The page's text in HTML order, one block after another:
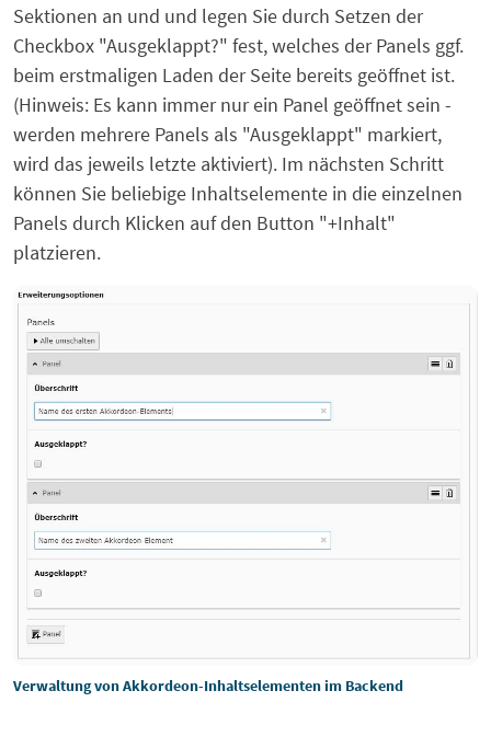
Sektionen an und und legen Sie durch Setzen der
Checkbox "Ausgeklappt?" fest, welches der Panels ggf.
beim erstmaligen Laden der Seite bereits geöffnet ist.
(Hinweis: Es kann immer nur ein Panel geöffnet sein -
werden mehrere Panels als "Ausgeklappt" markiert,
wird das jeweils letzte aktiviert). Im nächsten Schritt
können Sie beliebige Inhaltselemente in die einzelnen
Panels durch Klicken auf den Button "+Inhalt"
platzieren.
Verwaltung von Akkordeon-Inhaltselementen im Backend